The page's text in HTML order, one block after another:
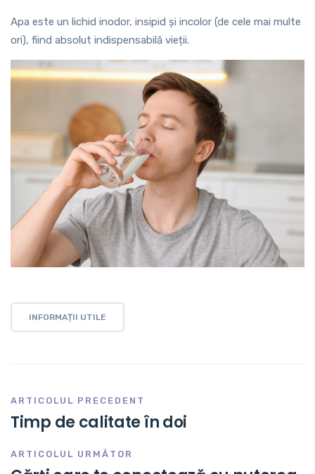
Apa este un lichid inodor, insipid și incolor (de cele mai multe
ori), fiind absolut indispensabilă vieții.
INFORMAȚII UTILE
ARTICOLUL PRECEDENT
Timp de calitate în doi
ARTICOLUL URMĂTOR